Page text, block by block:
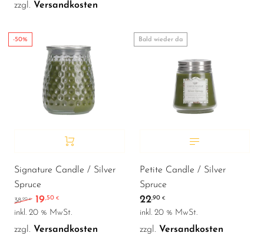
zzgl. Versandkosten
-50%
Signature Candle / Silver
Spruce
38,90€ Ursprünglicher Preis war: 38,90 €
19,50 € Aktueller Preis ist: 19,50 €.
inkl. 20 % MwSt.
zzgl. Versandkosten
Bald wieder da
Petite Candle / Silver
Spruce
22,90€
inkl. 20 % MwSt.
zzgl. Versandkosten